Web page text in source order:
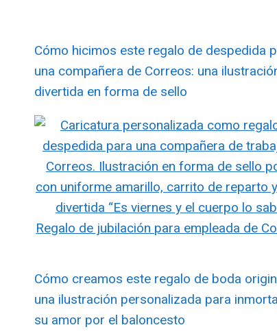
Cómo hicimos este regalo de despedida
una compañera de Correos: una
divertida en forma de sello
Cómo creamos este regalo de boda
una ilustración personalizada para
su amor por el baloncesto